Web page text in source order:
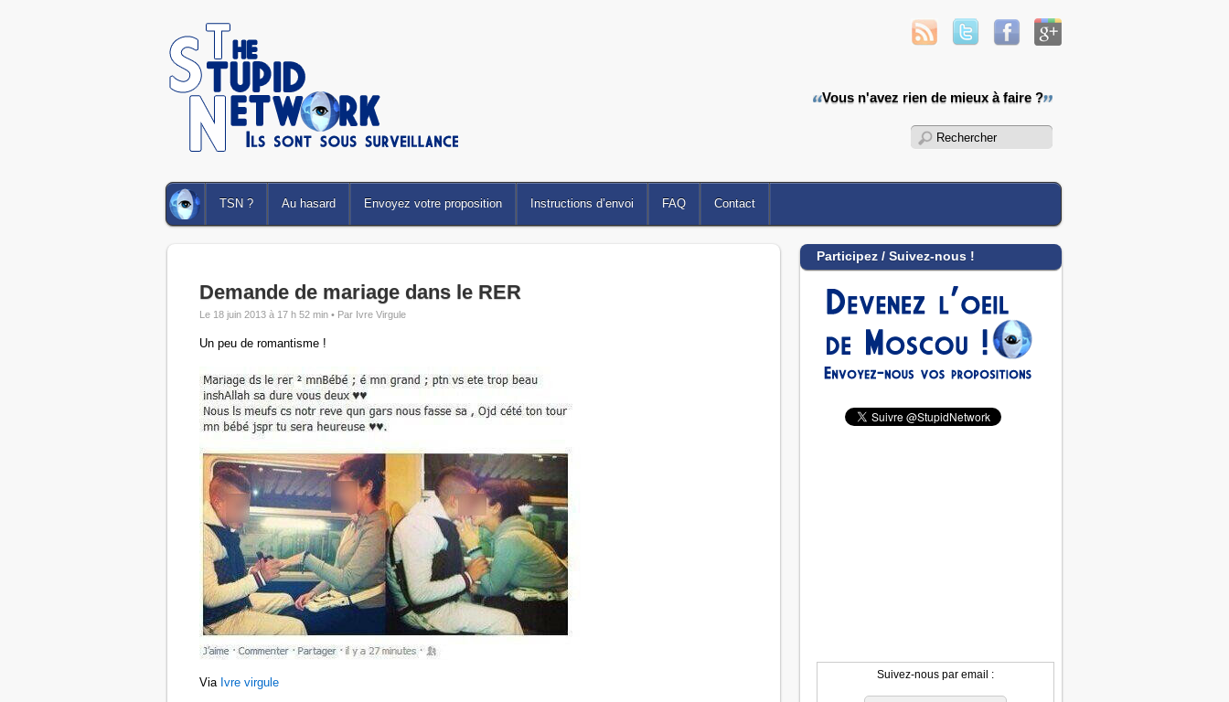
Vous n'avez rien de mieux à faire ?
TSN ? Au hasard Envoyez votre proposition Instructions d’envoi FAQ Contact
Demande de mariage dans le RER
Le 18 juin 2013 à 17 h 52 min • Par Ivre Virgule
Un peu de romantisme !
Via Ivre virgule
Participez / Suivez-nous !
Suivez-nous par email :